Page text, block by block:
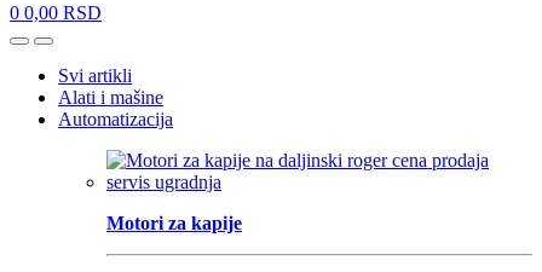
0 0,00 RSD
OpenClose
Svi artikli
Alati i mašine
Automatizacija
Motori za kapije